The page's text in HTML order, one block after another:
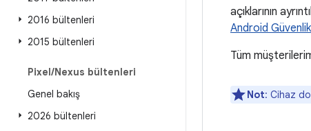
2016 bültenleri
2015 bültenleri
Pixel/Nexus bültenleri
Genel bakış
2026 bültenleri
açıklarının
Android
Tüm
Not: Cihaz